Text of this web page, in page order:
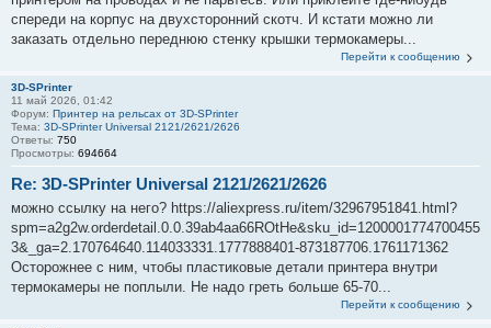
спереди на корпус на двухсторонний скотч. И кстати можно ли
заказать отдельно переднюю стенку крышки термокамеры...
Перейти к сообщению
3D-SPrinter
11 май 2026, 01:42
Форум: Принтер на рельсах от 3D-SPrinter
Тема: 3D-SPrinter Universal 2121/2621/2626
Ответы: 750
Просмотры: 694664
Re: 3D-SPrinter Universal 2121/2621/2626
можно ссылку на него? https://aliexpress.ru/item/32967951841.html?
spm=a2g2w.orderdetail.0.0.39ab4aa66ROtHe&sku_id=1200001774700455
3&_ga=2.170764640.114033331.1777888401-873187706.1761171362
Осторожнее с ним, чтобы пластиковые детали принтера внутри
термокамеры не поплыли. Не надо греть больше 65-70...
Перейти к сообщению